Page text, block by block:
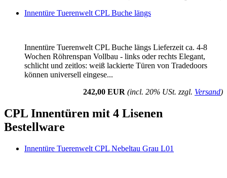
Innentüre Tuerenwelt CPL Buche längs
Innentüre Tuerenwelt CPL Buche längs Lieferzeit ca. 4-8
Wochen Röhrenspan Vollbau - links oder rechts Elegant,
schlicht und zeitlos: weiß lackierte Türen von Tradedoors
können universell eingese...
242,00 EUR (incl. 20% USt. zzgl. Versand)
CPL Innentüren mit 4 Lisenen
Bestellware
Innentüre Tuerenwelt CPL Nebeltau Grau L01